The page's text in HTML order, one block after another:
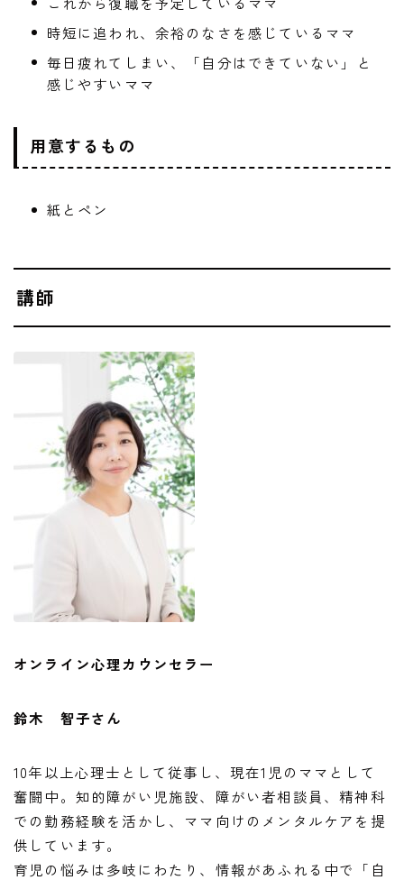
時短に追われ、余裕のなさを感じているママ
毎日疲れてしまい、「自分はできていない」と
感じやすいママ
用意するもの
紙とペン
講師
オンライン心理カウンセラー
鈴木 智子さん
10年以上心理士として従事し、現在1児のママとして
奮闘中。知的障がい児施設、障がい者相談員、精神科
での勤務経験を活かし、ママ向けのメンタルケアを提
供しています。
育児の悩みは多岐にわたり、情報があふれる中で「自